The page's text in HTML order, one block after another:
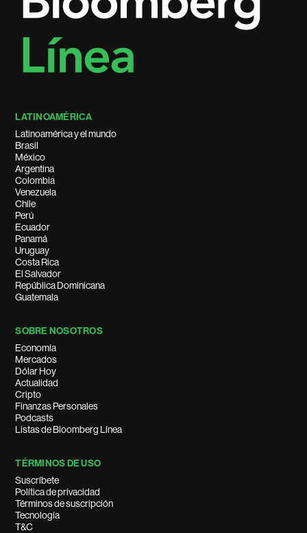
LATINOAMÉRICA
Latinoamérica y el mundo
Brasil
México
Argentina
Colombia
Venezuela
Chile
Perú
Ecuador
Panamá
Uruguay
Costa Rica
El Salvador
República Dominicana
Guatemala
SOBRE NOSOTROS
Economía
Mercados
Dólar Hoy
Actualidad
Cripto
Finanzas Personales
Podcasts
Listas de Bloomberg Línea
TÉRMINOS DE USO
Suscríbete
Política de privacidad
Términos de suscripción
Tecnología
T&C